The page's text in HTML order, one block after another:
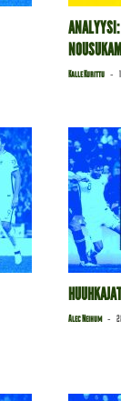
Kalle Kurittu -
Alec Neihum -